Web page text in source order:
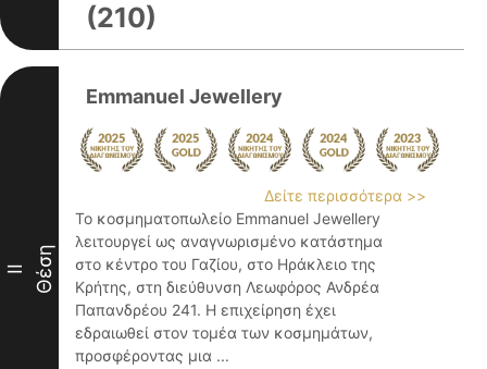
(210)
II Θέση
Emmanuel Jewellery
Δείτε περισσότερα >>
Το κοσμηματοπωλείο Emmanuel Jewellery
λειτουργεί ως αναγνωρισμένο κατάστημα
στο κέντρο του Γαζίου, στο Ηράκλειο της
Κρήτης, στη διεύθυνση Λεωφόρος Ανδρέα
Παπανδρέου 241. Η επιχείρηση έχει
εδραιωθεί στον τομέα των κοσμημάτων,
προσφέροντας μια ...